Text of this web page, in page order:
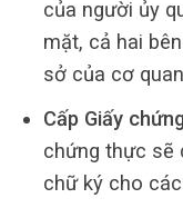
của người ủy
mặt, cả hai
sở của cơ
Cấp Giấy
chứng thực sẽ
chữ ký cho